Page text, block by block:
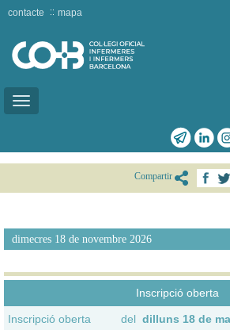
Toggle
contacte mapa
Compartir
dimecres 18 de novembre 2026
Inscripció oberta
Inscripció oberta del dilluns 18 de